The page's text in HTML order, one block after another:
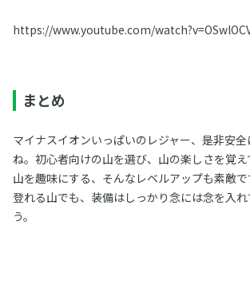
https://www.youtube.com/
まとめ
マイナスイオンいっぱいのレジャー、是非安
ね。初心者向けの山を選び、山の楽しさを覚
山を趣味にする、そんなレベルアップも素敵
登れる山でも、装備はしっかり念には念を入
う。